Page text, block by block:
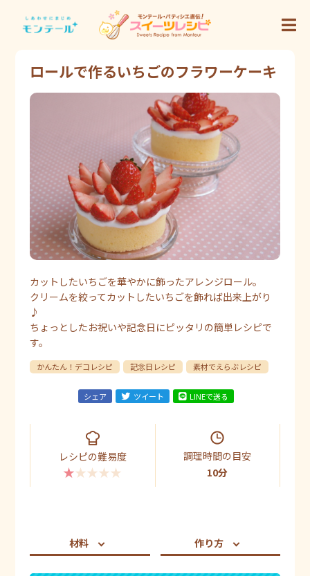
ロールで作るいちごのフラワーケーキ
カットしたいちごを華やかに飾ったアレンジロール。
クリームを絞ってカットしたいちごを飾れば出来上がり
♪
ちょっとしたお祝いや記念日にピッタリの簡単レシピで
す。
かんたん！デコレシピ 記念日レシピ 素材でえらぶレシピ
シェア ツイート LINEで送る
レシピの難易度
★★★★★
調理時間の目安
10分
材料 作り方